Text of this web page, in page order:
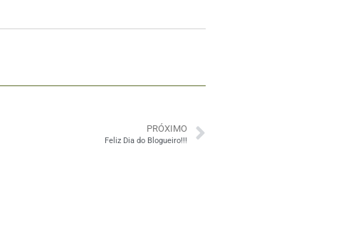
PRÓXIMO
Feliz Dia do Blogueiro!!!